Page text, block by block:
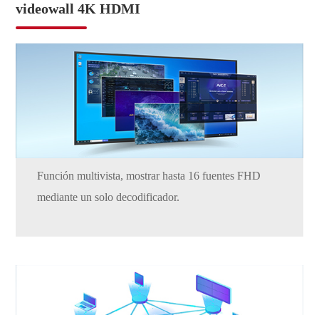
videowall 4K HDMI
Función multivista, mostrar hasta 16 fuentes FHD
mediante un solo decodificador.